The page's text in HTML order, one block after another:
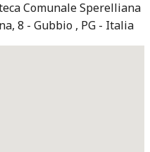
Comunale Sperelliana
8 Gubbio , PG Italia